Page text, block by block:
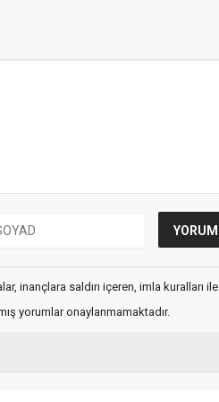
inançlara saldırı içeren, imla kuralları ile
yorumlar onaylanmamaktadır.